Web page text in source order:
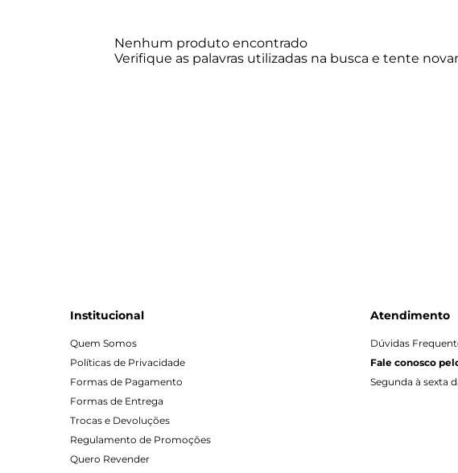
Nenhum produto encontrado
Institucional
Quem Somos
Políticas de Privacidade
Formas de Pagamento
Formas de Entrega
Trocas e Devoluções
Regulamento de Promoções
Quero Revender
Atendimento
Dúvidas
Fale conosco
Segunda à sexta